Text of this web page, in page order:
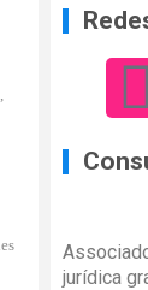
jurídica